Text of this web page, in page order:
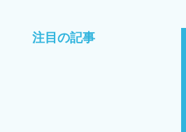
注目の記事